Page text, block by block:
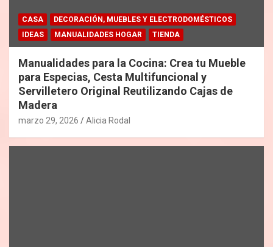
CASA
DECORACIÓN, MUEBLES Y ELECTRODOMÉSTICOS
IDEAS
MANUALIDADES HOGAR TIENDA
Manualidades para la Cocina: Crea tu Mueble
para Especias, Cesta Multifuncional y
Servilletero Original Reutilizando Cajas de
Madera
marzo 29, 2026 Alicia Rodal